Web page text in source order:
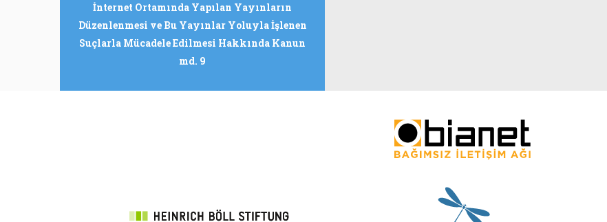
İnternet Ortamında Yapılan Yayınların
Düzenlenmesi ve Bu Yayınlar Yoluyla İşlenen
Suçlarla Mücadele Edilmesi Hakkında Kanun
md. 9